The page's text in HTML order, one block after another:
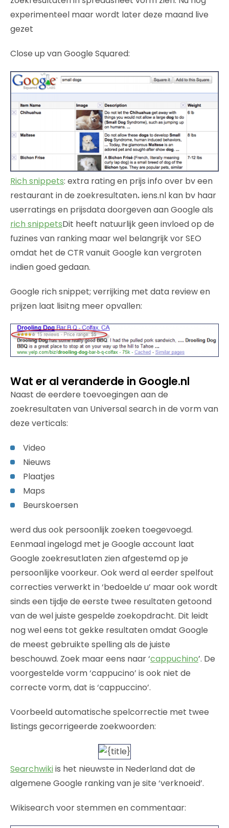
experimenteel maar wordt later deze maand live
gezet
Close up van Google Squared:
Rich snippets: extra rating en prijs info over bv een
restaurant in de zoekresultaten.iens.nl kan bv haar
userratings en prijsdata doorgeven aan Google als
rich snippetsDit heeft natuurlijk geen invloed op de
fuzines van ranking maar wel belangrijk vor SEO
omdat het de CTR vanuit Google kan vergroten
indien goed gedaan.
Google rich snippet; verrijking met data review en
prijzen laat lisitng meer opvallen:
Wat er al veranderde in Google.nl
Naast de eerdere toevoegingen aan de
zoekresultaten van Universal search in de vorm van
deze verticals:
Video
Nieuws
Plaatjes
Maps
Beurskoersen
werd dus ook persoonlijk zoeken toegevoegd.
Eenmaal ingelogd met je Google account laat
Google zoekresutlaten zien afgestemd op je
persoonlijke voorkeur. Ook werd al eerder spelfout
correcties verwerkt in ‘bedoelde u’ maar ook wordt
sinds een tijdje de eerste twee resultaten getoond
van de wel juiste gespelde zoekopdracht. Dit leidt
nog wel eens tot gekke resultaten omdat Google
de meest gebruikte spelling als de juiste
beschouwd. Zoek maar eens naar ‘cappuchino’. De
voorgestelde vorm ‘cappucino’ is ook niet de
correcte vorm, dat is ‘cappuccino’.
Voorbeeld automatische spelcorrectie met twee
listings gecorrigeerde zoekwoorden:
Searchwikiis het nieuwste in Nederland dat de
algemene Google ranking van je site ‘verknoeid’.
Wikisearch voor stemmen en commentaar: